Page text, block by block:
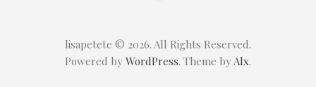
lisapetete © 2026. All Rights Reserved.
Powered by WordPress. Theme byAlx.